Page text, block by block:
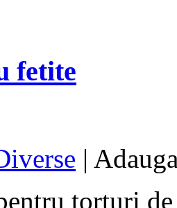
fetite
|
torturi